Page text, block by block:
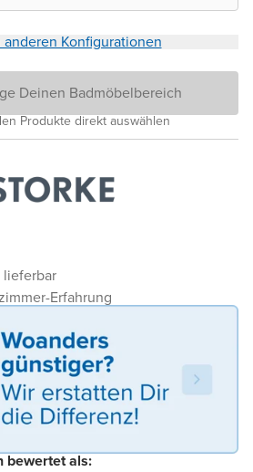
lieferbar
Erfahrung
bewertet als:
Konfigurationen
Deinen Badmöbelbereich
Produkte direkt auswählen